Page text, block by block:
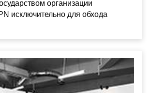
организации
исключительно для обхода